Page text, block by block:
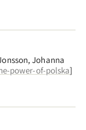
Johanna
power-of-polska]